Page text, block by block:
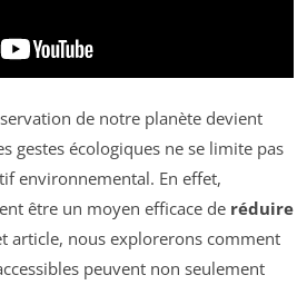
de notre planète devient
gestes écologiques ne se limite pas
environnemental. En effet,
être un moyen efficace de réduire
article, nous explorerons comment
peuvent non seulement